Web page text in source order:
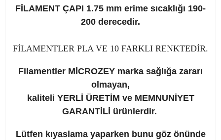
FİLAMENT ÇAPI 1.75 mm erime sıcaklığı 190-
200 derecedir.
FİLAMENTLER PLA VE 10 FARKLI RENKTEDİR.
Filamentler MİCROZEY marka sağlığa zararı
olmayan,
kaliteli YERLİ ÜRETİM ve MEMNUNİYET
GARANTİLİ ürünlerdir.
Lütfen kıyaslama yaparken bunu göz önünde